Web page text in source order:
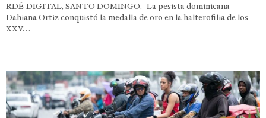
RDÉ DIGITAL, SANTO DOMINGO.- La pesista dominicana
Dahiana Ortiz conquistó la medalla de oro en la halterofilia de los
XXV…